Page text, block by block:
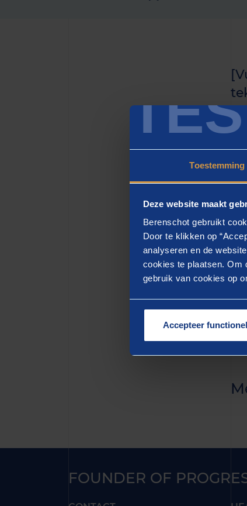
Toestemming
Deze website maakt
Berenschot gebruikt
Door te klikken op
analyseren en de
cookies te plaatsen. Om
gebruik van cookies op
Accepteer
FOUNDER OF